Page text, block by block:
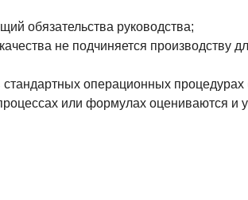
обязательства руководства;
не подчиняется производству
операционных процедурах
или формулах оцениваются и